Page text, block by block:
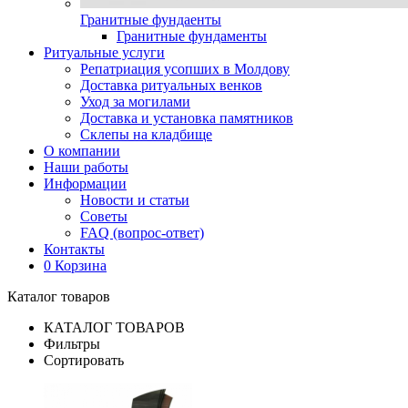
Гранитные фундаенты
Гранитные фундаменты
Ритуальные услуги
Репатриация усопших в Молдову
Доставка ритуальных венков
Уход за могилами
Доставка и установка памятников
Склепы на кладбище
О компании
Наши работы
Информации
Новости и статьи
Советы
FAQ (вопрос-ответ)
Контакты
0 Корзина
Каталог товаров
КАТАЛОГ ТОВАРОВ
Фильтры
Сортировать